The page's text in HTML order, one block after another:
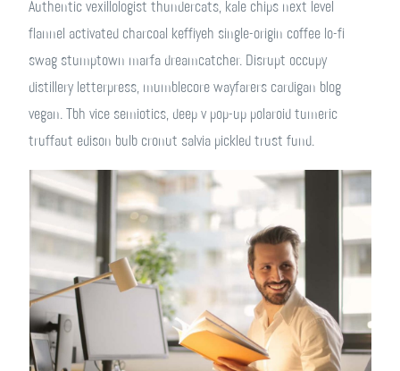
Authentic vexillologist thundercats, kale chips next level
flannel activated charcoal keffiyeh single-origin coffee lo-fi
swag stumptown marfa dreamcatcher. Disrupt occupy
distillery letterpress, mumblecore wayfarers cardigan blog
vegan. Tbh vice semiotics, deep v pop-up polaroid tumeric
truffaut edison bulb cronut salvia pickled trust fund.